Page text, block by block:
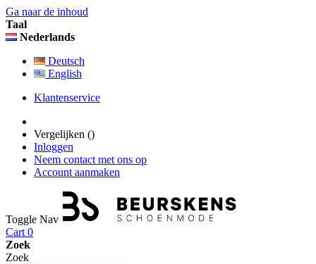
Ga naar de inhoud
Taal
Nederlands
Deutsch
English
Klantenservice
Vergelijken ()
Inloggen
Neem contact met ons op
Account aanmaken
Toggle Nav
Cart 0
Zoek
Zoek